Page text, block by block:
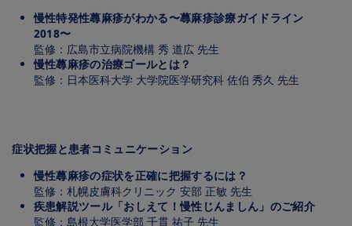
慢性特発性蕁⿇疹がわかる〜蕁⿇疹診療ガイドライン
2018〜
監修：広島市⽴病院機構 秀 道広 先⽣
慢性蕁⿇疹の治療ゴールとは？
監修：⽇本医科⼤学 ⼤学院医学研究科 佐伯 秀久 先⽣
症状把握と患者コミュニケーション
慢性蕁⿇疹の症状を正確に把握するには？
監修：札幌⽪膚科クリニック 安部 正敏 先⽣
疾患解説ツール「おしえて！慢性じんましん」のご紹介
監修：島根⼤学医学部 千貫 祐⼦ 先⽣